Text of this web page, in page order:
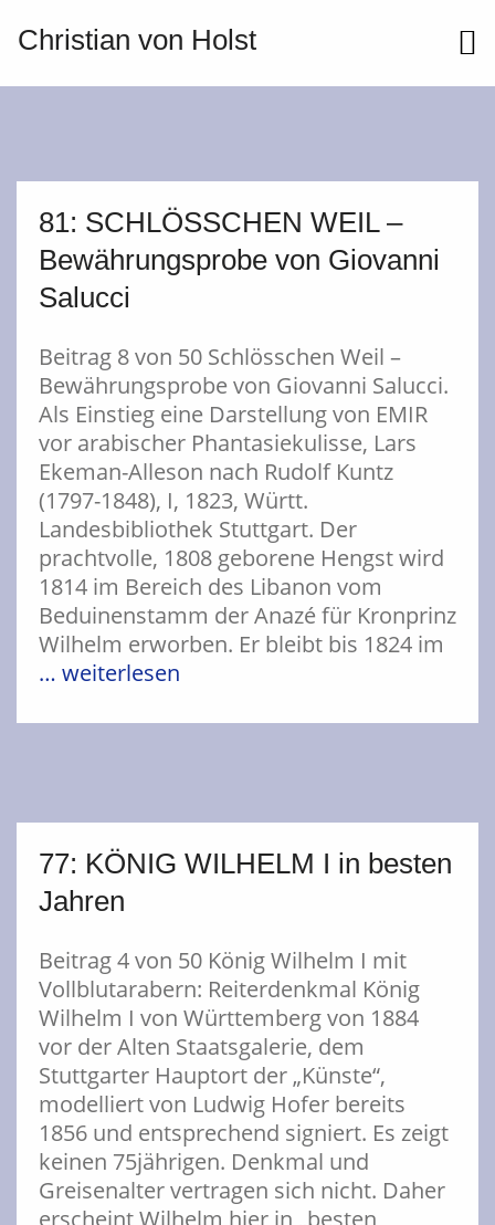
Christian von Holst
81: SCHLÖSSCHEN WEIL –
Bewährungsprobe von Giovanni
Salucci
Beitrag 8 von 50 Schlösschen Weil –
Bewährungsprobe von Giovanni Salucci.
Als Einstieg eine Darstellung von EMIR
vor arabischer Phantasiekulisse, Lars
Ekeman-Alleson nach Rudolf Kuntz
(1797-1848), I, 1823, Württ.
Landesbibliothek Stuttgart. Der
prachtvolle, 1808 geborene Hengst wird
1814 im Bereich des Libanon vom
Beduinenstamm der Anazé für Kronprinz
Wilhelm erworben. Er bleibt bis 1824 im
… weiterlesen
77: KÖNIG WILHELM I in besten
Jahren
Beitrag 4 von 50 König Wilhelm I mit
Vollblutarabern: Reiterdenkmal König
Wilhelm I von Württemberg von 1884
vor der Alten Staatsgalerie, dem
Stuttgarter Hauptort der „Künste“,
modelliert von Ludwig Hofer bereits
1856 und entsprechend signiert. Es zeigt
keinen 75jährigen. Denkmal und
Greisenalter vertragen sich nicht. Daher
erscheint Wilhelm hier in „besten